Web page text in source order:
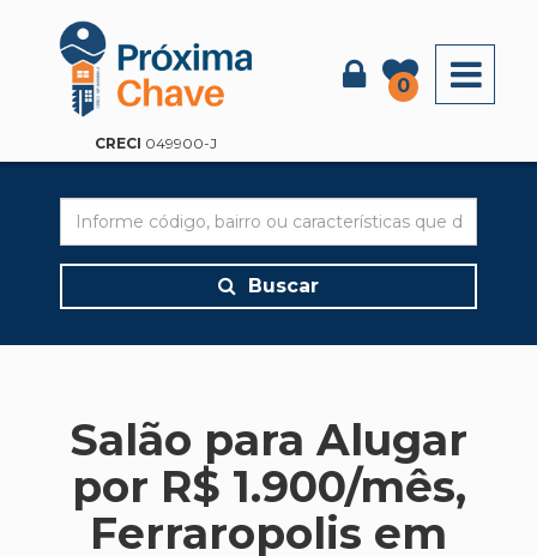
CRECI 049900-J
0
Buscar
Salão para Alugar
por R$ 1.900/mês,
Ferraropolis em